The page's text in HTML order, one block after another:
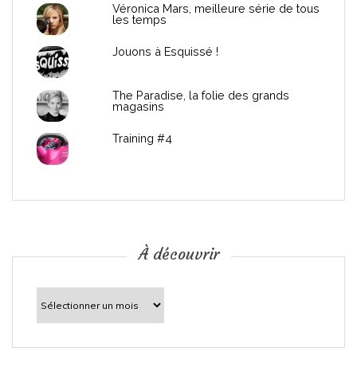
c
Véronica Mars, meilleure série de tous
les temps
Jouons à Esquissé !
The Paradise, la folie des grands
magasins
Training #4
À découvrir
découvrir